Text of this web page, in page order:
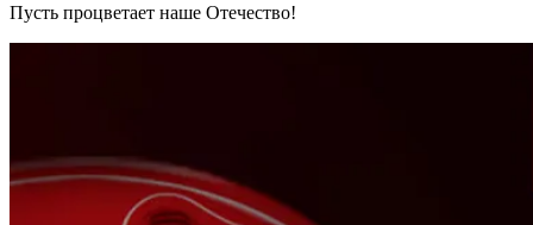
Пусть процветает наше Отечество!